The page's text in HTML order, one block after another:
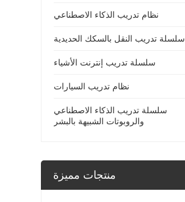
نظام تدريب الذكاء الاصطناعي
سلسلة تدريب النقل بالسكك الحديدية
سلسلة تدريب إنترنت الأشياء
نظام تدريب السيارات
سلسلة تدريب الذكاء الاصطناعي
والروبوتات الشبيهة بالبشر
منتجات مميزة